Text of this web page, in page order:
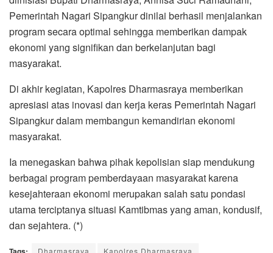
Pemerintah Nagari Sipangkur dinilai berhasil menjalankan
program secara optimal sehingga memberikan dampak
ekonomi yang signifikan dan berkelanjutan bagi
masyarakat.
Di akhir kegiatan, Kapolres Dharmasraya memberikan
apresiasi atas inovasi dan kerja keras Pemerintah Nagari
Sipangkur dalam membangun kemandirian ekonomi
masyarakat.
Ia menegaskan bahwa pihak kepolisian siap mendukung
berbagai program pemberdayaan masyarakat karena
kesejahteraan ekonomi merupakan salah satu pondasi
utama terciptanya situasi Kamtibmas yang aman, kondusif,
dan sejahtera. (*)